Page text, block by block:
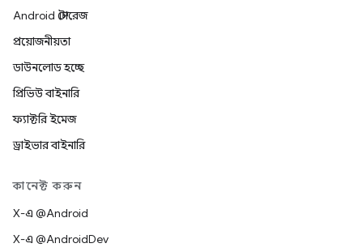
Android স্টোরেজ
প্রয়োজনীয়তা
ডাউনলোড হচ্ছে
প্রিভিউ বাইনারি
ফ্যাক্টরি ইমেজ
ড্রাইভার বাইনারি
কানেক্ট করুন
X-এ @Android
X-এ @AndroidDev